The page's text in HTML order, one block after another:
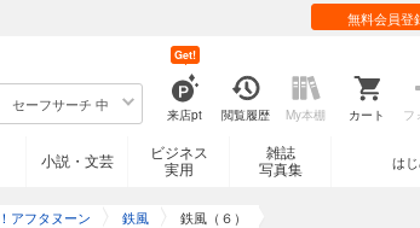
無料会員登
セーフサーチ 中
来店pt
Get!
閲覧履歴 My本棚 カート フ
小説・文芸
ビジネス
実用
雑誌
写真集
は
アフタヌーン 鉄風 鉄風（６）